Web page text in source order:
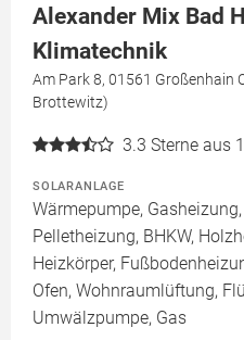
Alexander Mix Bad
Klimatechnik
Am Park 8, 01561 Großenhain
Brottewitz)
3.3 Sterne aus
SOLARANLAGE
Wärmepumpe,
Pelletheizung, BHKW,
Heizkörper,
Ofen, Wohnraumlüftung,
Umwälzpumpe, Gas